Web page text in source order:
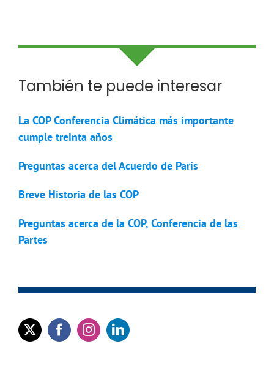
También te puede interesar
La COP Conferencia Climática más importante
cumple treinta años
Preguntas acerca del Acuerdo de París
Breve Historia de las COP
Preguntas acerca de la COP, Conferencia de las
Partes